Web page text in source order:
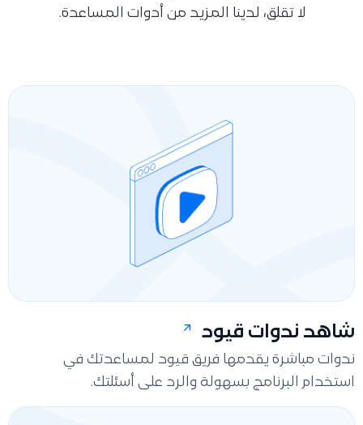
لا تقلق، لدينا المزيد من أدوات المساعدة.
شاهد ندوات قيود
ندوات مباشرة يقدمها فريق قيود لمساعدتك في
استخدام البرنامج بسهولة والرد على أسئلتك.